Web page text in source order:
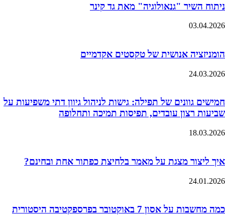
ניתוח השיר "גנאולוגיה" מאת גד קינר
03.04.2026
הומניזציה אנושית של טקסטים אקדמיים
24.03.2026
חמישים גוונים של תפילה: גישות לניהול גיוון דתי משפיעות על
שביעות רצון עובדים, תפיסות תמיכה ותחלופה
18.03.2026
איך ליצור מצגת על מאמר בלחיצת כפתור אחת ובחינם?
24.01.2026
כמה מחשבות על אסון 7 באוקטובר בפרספקטיבה היסטורית